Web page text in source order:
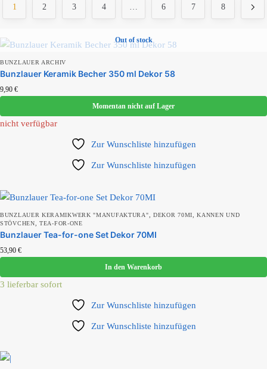
Produktkategorien
Produkt Schlagwörter
Produkt Bunzlauer Werk
Produkt Durchmesser
Produkt Farbe
Produkt Form
1 2 3 4 … 6 7 8
Out of stock
BUNZLAUER ARCHIV
Bunzlauer Keramik Becher 350 ml Dekor 58
9,90 €
Momentan nicht auf Lager
nicht verfügbar
Zur Wunschliste hinzufügen
Zur Wunschliste hinzufügen
BUNZLAUER KERAMIKWERK "MANUFAKTURA", DEKOR 70MI,KANNEN UND
STÖVCHEN,TEA-FOR-ONE
Bunzlauer Tea-for-one Set Dekor 70MI
53,90 €
In den Warenkorb
3 lieferbar sofort
Zur Wunschliste hinzufügen
Zur Wunschliste hinzufügen